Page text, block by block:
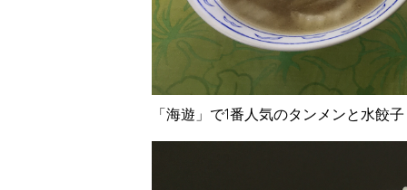
「海遊」で1番人気のタンメンと水餃子